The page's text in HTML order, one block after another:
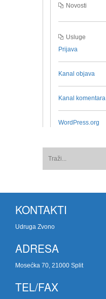
Novosti
Usluge
Prijava
Kanal objava
Kanal komentara
WordPress.org
KONTAKTI
Udruga Zvono
ADRESA
Mosećka 70, 21000 Split
TEL/FAX